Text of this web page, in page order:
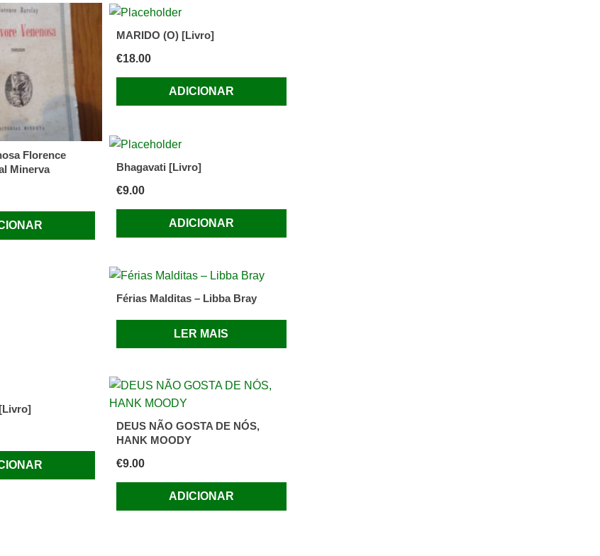
Florence
Minerva
MARIDO (O) [Livro]
€18.00
ADICIONAR
Bhagavati [Livro]
€9.00
ADICIONAR
Férias Malditas – Libba Bray
LER MAIS
DEUS NÃO GOSTA DE NÓS,
HANK MOODY
€9.00
ADICIONAR